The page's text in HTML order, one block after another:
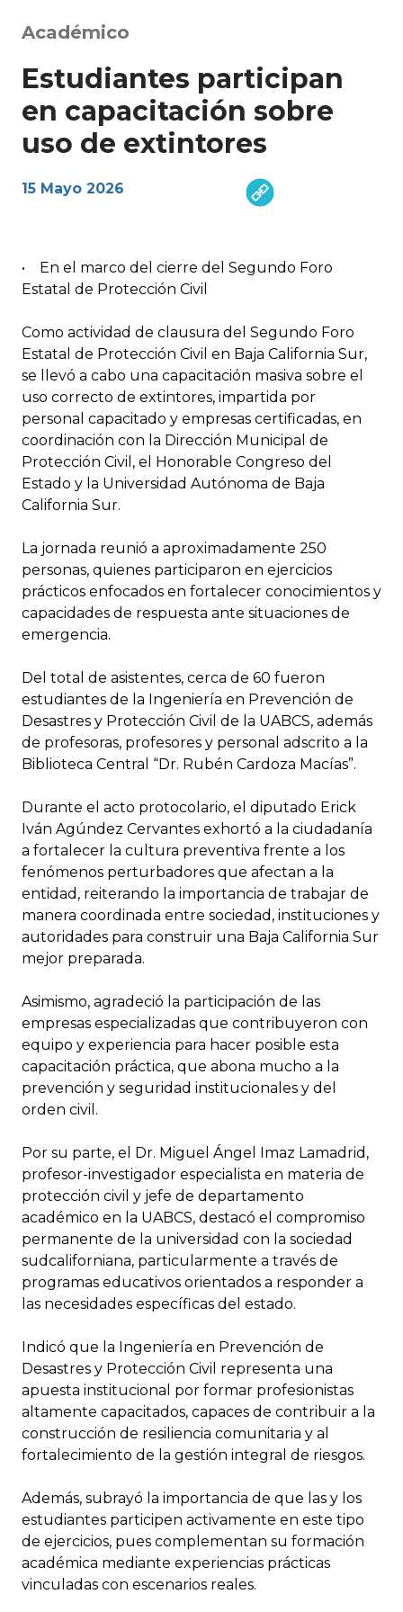
Académico
Estudiantes participan
en capacitación sobre
uso de extintores
15 Mayo 2026
• En el marco del cierre del Segundo Foro
Estatal de Protección Civil
Como actividad de clausura del Segundo Foro
Estatal de Protección Civil en Baja California Sur,
se llevó a cabo una capacitación masiva sobre el
uso correcto de extintores, impartida por
personal capacitado y empresas certificadas, en
coordinación con la Dirección Municipal de
Protección Civil, el Honorable Congreso del
Estado y la Universidad Autónoma de Baja
California Sur.
La jornada reunió a aproximadamente 250
personas, quienes participaron en ejercicios
prácticos enfocados en fortalecer conocimientos y
capacidades de respuesta ante situaciones de
emergencia.
Del total de asistentes, cerca de 60 fueron
estudiantes de la Ingeniería en Prevención de
Desastres y Protección Civil de la UABCS, además
de profesoras, profesores y personal adscrito a la
Biblioteca Central “Dr. Rubén Cardoza Macías”.
Durante el acto protocolario, el diputado Erick
Iván Agúndez Cervantes exhortó a la ciudadanía
a fortalecer la cultura preventiva frente a los
fenómenos perturbadores que afectan a la
entidad, reiterando la importancia de trabajar de
manera coordinada entre sociedad, instituciones y
autoridades para construir una Baja California Sur
mejor preparada.
Asimismo, agradeció la participación de las
empresas especializadas que contribuyeron con
equipo y experiencia para hacer posible esta
capacitación práctica, que abona mucho a la
prevención y seguridad institucionales y del
orden civil.
Por su parte, el Dr. Miguel Ángel Imaz Lamadrid,
profesor-investigador especialista en materia de
protección civil y jefe de departamento
académico en la UABCS, destacó el compromiso
permanente de la universidad con la sociedad
sudcaliforniana, particularmente a través de
programas educativos orientados a responder a
las necesidades específicas del estado.
Indicó que la Ingeniería en Prevención de
Desastres y Protección Civil representa una
apuesta institucional por formar profesionistas
altamente capacitados, capaces de contribuir a la
construcción de resiliencia comunitaria y al
fortalecimiento de la gestión integral de riesgos.
Además, subrayó la importancia de que las y los
estudiantes participen activamente en este tipo
de ejercicios, pues complementan su formación
académica mediante experiencias prácticas
vinculadas con escenarios reales.